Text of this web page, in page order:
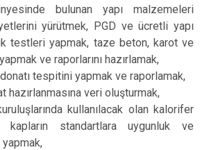
bulunan yapı malzemeleri
yürütmek, PGD ve ücretli yapı
testleri yapmak, taze beton, karot ve
ve raporlarını hazırlamak,
tespitini yapmak ve raporlamak,
hazırlanmasına veri oluşturmak,
kullanılacak olan kalorifer
kapların standartlara uygunluk ve